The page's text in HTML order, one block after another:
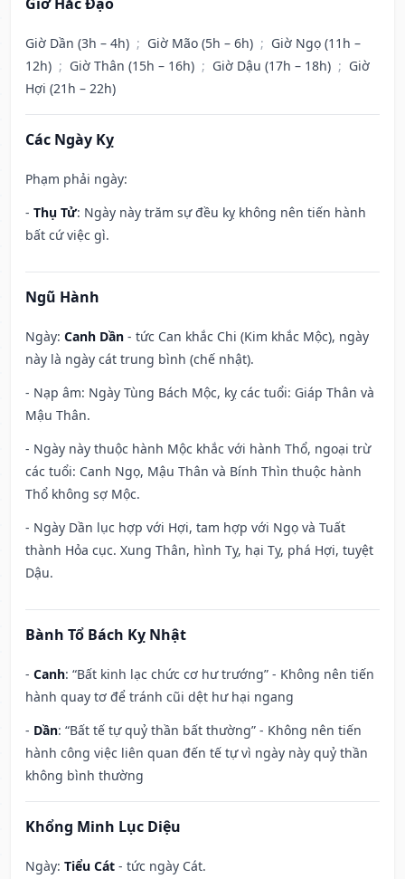
Giờ Dần (3h – 4h) ; Giờ Mão (5h – 6h) ; Giờ Ngọ (11h –
12h) ; Giờ Thân (15h – 16h) ; Giờ Dậu (17h – 18h) ; Giờ
Hợi (21h – 22h)
Các Ngày Kỵ
Phạm phải ngày:
- Thụ Tử: Ngày này trăm sự đều kỵ không nên tiến hành
bất cứ việc gì.
Ngũ Hành
Ngày: Canh Dần - tức Can khắc Chi (Kim khắc Mộc), ngày
này là ngày cát trung bình (chế nhật).
- Nạp âm: Ngày Tùng Bách Mộc, kỵ các tuổi: Giáp Thân và
Mậu Thân.
- Ngày này thuộc hành Mộc khắc với hành Thổ, ngoại trừ
các tuổi: Canh Ngọ, Mậu Thân và Bính Thìn thuộc hành
Thổ không sợ Mộc.
- Ngày Dần lục hợp với Hợi, tam hợp với Ngọ và Tuất
thành Hỏa cục. Xung Thân, hình Tỵ, hại Tỵ, phá Hợi, tuyệt
Dậu.
Bành Tổ Bách Kỵ Nhật
- Canh: “Bất kinh lạc chức cơ hư trướng” - Không nên tiến
hành quay tơ để tránh cũi dệt hư hại ngang
- Dần: “Bất tế tự quỷ thần bất thường” - Không nên tiến
hành công việc liên quan đến tế tự vì ngày này quỷ thần
không bình thường
Khổng Minh Lục Diệu
Ngày: Tiểu Cát - tức ngày Cát.